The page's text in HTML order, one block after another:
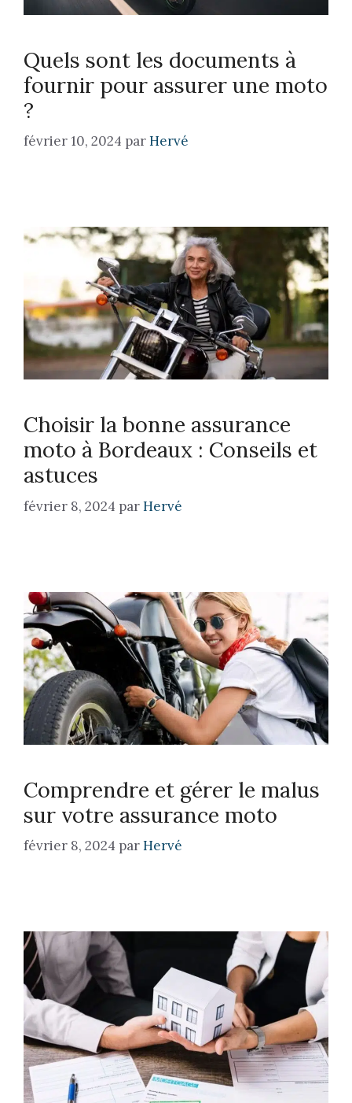
Quels sont les documents à
fournir pour assurer une moto
?
février 10, 2024 parHervé
Choisir la bonne assurance
moto à Bordeaux : Conseils et
astuces
février 8, 2024 parHervé
Comprendre et gérer le malus
sur votre assurance moto
février 8, 2024 parHervé